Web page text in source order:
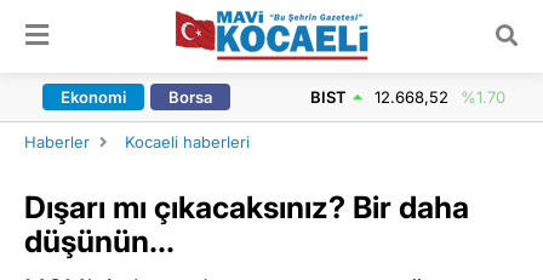
Ekonomi Borsa BIST 12.668,52 %1.70
Haberler Kocaeli haberleri
Dışarı mı çıkacaksınız? Bir daha
düşünün...